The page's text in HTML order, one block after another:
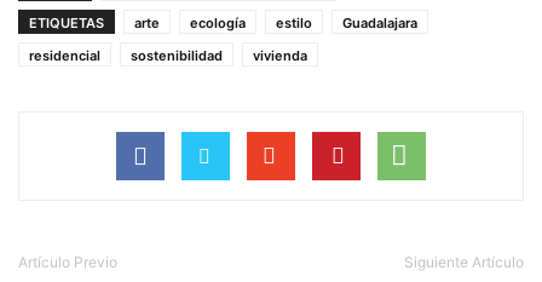
ETIQUETAS
arte ecología estilo
Guadalajara
residencial
sostenibilidad vivienda
Artículo Previo Siguiente Artículo